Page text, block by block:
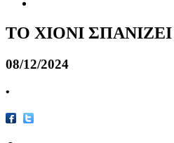
ΤΟ ΧΙΟΝΙ
08/12/2024
•